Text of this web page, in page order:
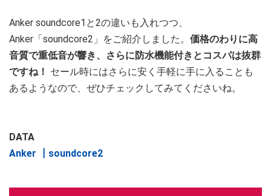
Anker soundcore1と2の違いも入れつつ、
Anker「soundcore2」をご紹介しました。 価格のわりに高
音質で重低音が響き、さらに防水機能付きとコスパは抜群
ですね！ セール時にはさらに安く手軽に手に入ることも
あるようなので、ぜひチェックしてみてくださいね。
DATA
Anker ┃soundcore2